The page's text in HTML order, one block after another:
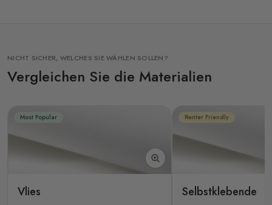
NICHT SICHER, WELCHES SIE WÄHLEN SOLLEN?
Vergleichen Sie die Materialien
Most Popular
Vlies
Renter Friendly
Selbstklebende